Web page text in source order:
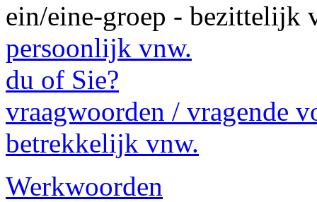
ein/eine-groep - bezittelijk
persoonlijk vnw.
du of Sie?
vraagwoorden / vragende
betrekkelijk vnw.
Werkwoorden